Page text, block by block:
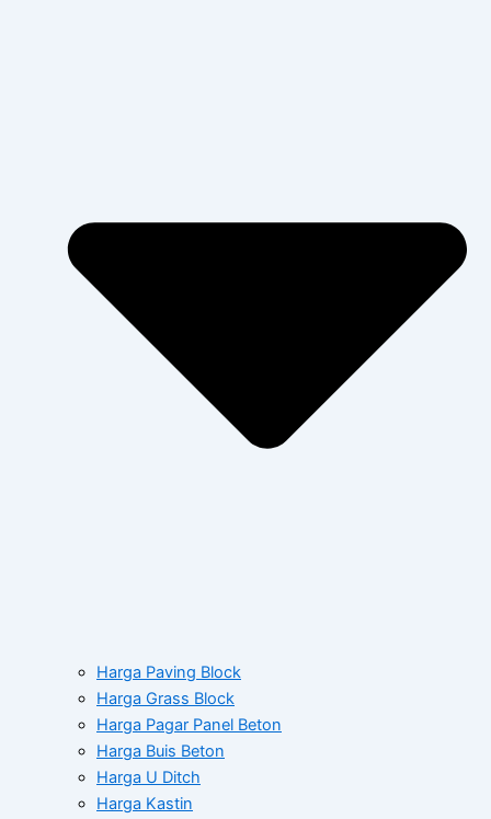
Harga Paving Block
Harga Grass Block
Harga Pagar Panel Beton
Harga Buis Beton
Harga U Ditch
Harga Kastin